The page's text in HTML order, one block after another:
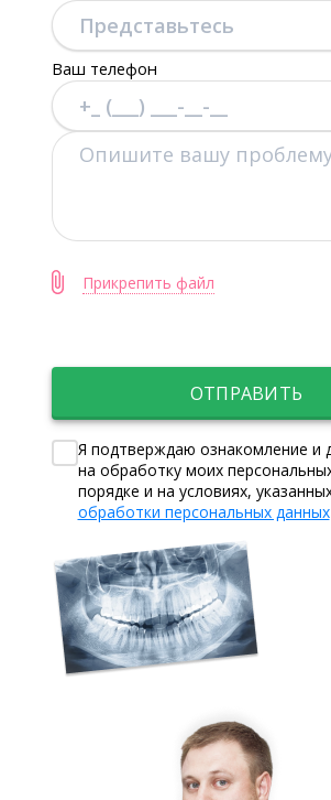
Ваш телефон
Прикрепить файл
ОТПРАВИТЬ
Я подтверждаю ознакомление и
на обработку моих
порядке и на условиях,
обработки персональных данных